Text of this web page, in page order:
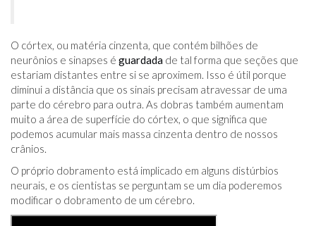
O córtex, ou matéria cinzenta, que contém bilhões de
neurônios e sinapses é guardada de tal forma que seções que
estariam distantes entre si se aproximem. Isso é útil porque
diminui a distância que os sinais precisam atravessar de uma
parte do cérebro para outra. As dobras também aumentam
muito a área de superfície do córtex, o que significa que
podemos acumular mais massa cinzenta dentro de nossos
crânios.
O próprio dobramento está implicado em alguns distúrbios
neurais, e os cientistas se perguntam se um dia poderemos
modificar o dobramento de um cérebro.